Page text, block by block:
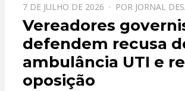
PPOSTADO
EM
7 DE JULHO DE 2026 POR JORNAL
Vereadores
defendem recusa
ambulância UTI e
oposição